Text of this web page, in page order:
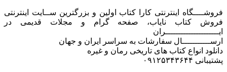
فروشــــگاه اینترنتی کارا کتاب اولین و بزرگترین ســایت اینترنتی
فروش کتاب نایاب، صفحه گرام و مجلات قدیمی در
ایـــــــــــــــــــــران
ارســـــــــــال سفارشات به سراسر ایران و جهان
دانلود انواع کتاب های تاریخی رمان و غیره
پشتیبانی ۰۹۱۲۵۳۴۳۶۴۴